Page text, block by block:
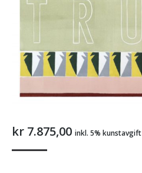
kr 7.875,00 inkl. 5% kunstavgift